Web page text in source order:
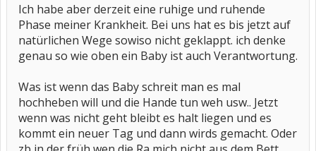
Ich habe aber derzeit eine ruhige und ruhende
Phase meiner Krankheit. Bei uns hat es bis jetzt auf
natürlichen Wege sowiso nicht geklappt. ich denke
genau so wie oben ein Baby ist auch Verantwortung.
Was ist wenn das Baby schreit man es mal
hochheben will und die Hande tun weh usw.. Jetzt
wenn was nicht geht bleibt es halt liegen und es
kommt ein neuer Tag und dann wirds gemacht. Oder